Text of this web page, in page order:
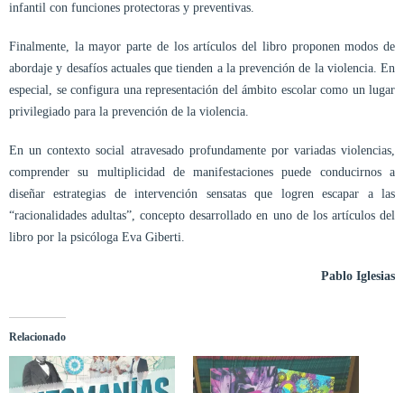
infantil con funciones protectoras y preventivas.
Finalmente, la mayor parte de los artículos del libro proponen modos de
abordaje y desafíos actuales que tienden a la prevención de la violencia. En
especial, se configura una representación del ámbito escolar como un lugar
privilegiado para la prevención de la violencia.
En un contexto social atravesado profundamente por variadas violencias,
comprender su multiplicidad de manifestaciones puede conducirnos a
diseñar estrategias de intervención sensatas que logren escapar a las
“racionalidades adultas”, concepto desarrollado en uno de los artículos del
libro por la psicóloga Eva Giberti.
Pablo Iglesias
Relacionado